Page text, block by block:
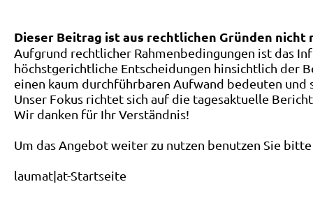
Dieser Beitrag ist aus rechtlichen Gründen nicht
Aufgrund rechtlicher Rahmenbedingungen ist das
höchstgerichtliche Entscheidungen hinsichtlich der
einen kaum durchführbaren Aufwand bedeuten
Unser Fokus richtet sich auf die tagesaktuelle
Wir danken für Ihr Verständnis!
Um das Angebot weiter zu nutzen benutzen Sie
laumat|at-Startseite